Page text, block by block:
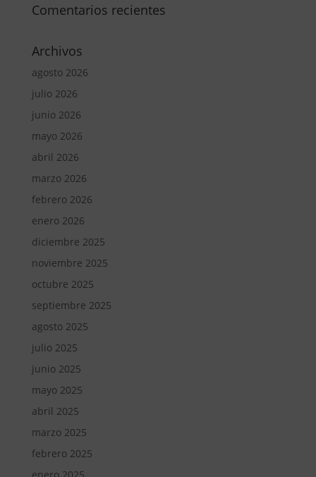
Comentarios recientes
Archivos
agosto 2026
julio 2026
junio 2026
mayo 2026
abril 2026
marzo 2026
febrero 2026
enero 2026
diciembre 2025
noviembre 2025
octubre 2025
septiembre 2025
agosto 2025
julio 2025
junio 2025
mayo 2025
abril 2025
marzo 2025
febrero 2025